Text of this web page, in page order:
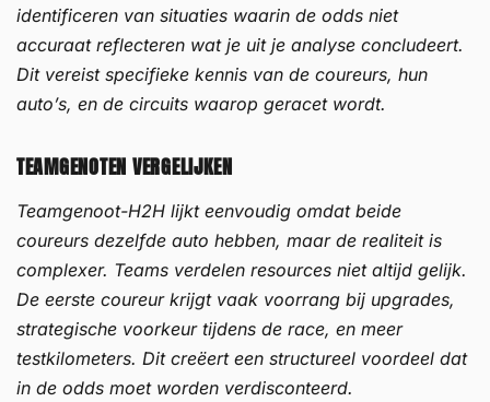
identificeren van situaties waarin de odds niet
accuraat reflecteren wat je uit je analyse concludeert.
Dit vereist specifieke kennis van de coureurs, hun
auto’s, en de circuits waarop geracet wordt.
TEAMGENOTEN VERGELIJKEN
Teamgenoot-H2H lijkt eenvoudig omdat beide
coureurs dezelfde auto hebben, maar de realiteit is
complexer. Teams verdelen resources niet altijd gelijk.
De eerste coureur krijgt vaak voorrang bij upgrades,
strategische voorkeur tijdens de race, en meer
testkilometers. Dit creëert een structureel voordeel dat
in de odds moet worden verdisconteerd.